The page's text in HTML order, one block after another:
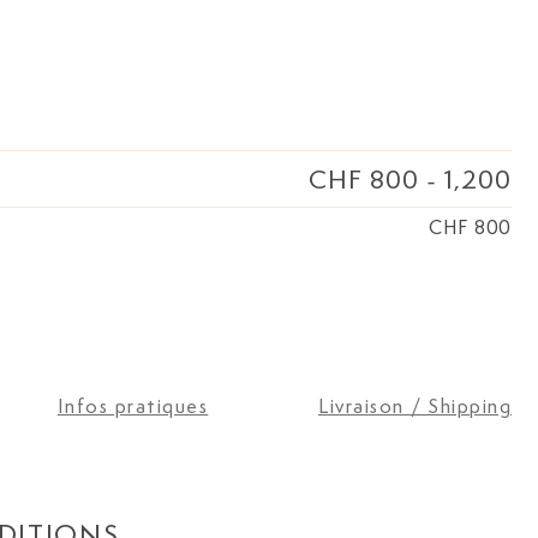
restée dans la
CHF 800 - 1,200
CHF 800
Infos pratiques Livraison / Shipping